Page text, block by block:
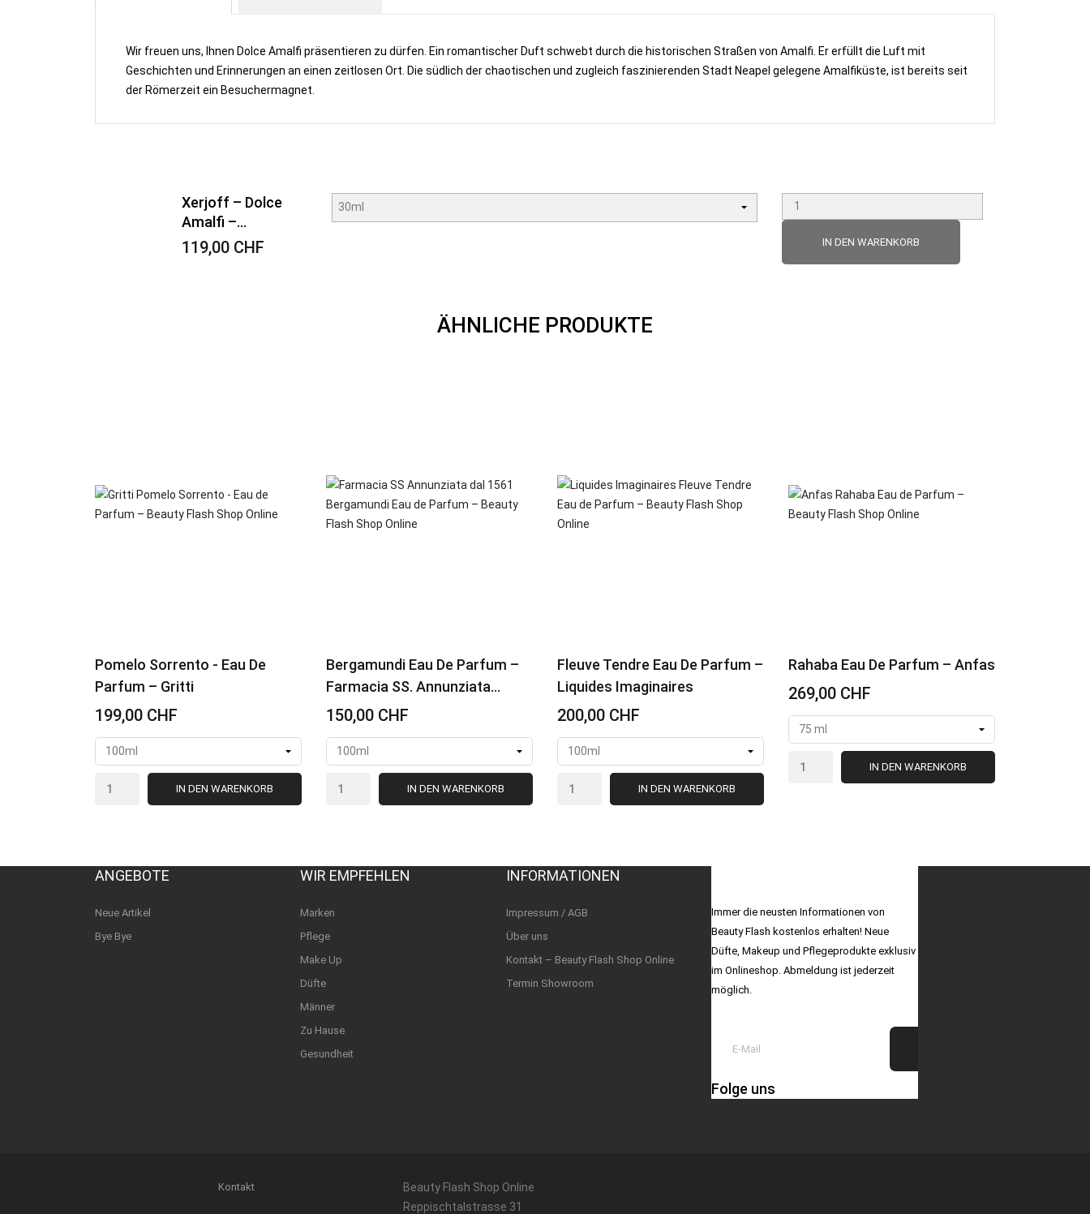
Wir freuen uns, Ihnen Dolce Amalfi präsentieren zu dürfen. Ein romantischer Duft schwebt durch die historischen Straßen von Amalfi. Er erfüllt die Luft mit
Geschichten und Erinnerungen an einen zeitlosen Ort. Die südlich der chaotischen und zugleich faszinierenden Stadt Neapel gelegene Amalfiküste, ist bereits seit
der Römerzeit ein Besuchermagnet.
Xerjoff – Dolce
Amalfi –...
119,00 CHF IN DEN WARENKORB
ÄHNLICHE PRODUKTE
Pomelo Sorrento - Eau De
Parfum – Gritti
199,00 CHF
IN DEN WARENKORB
VORSCHAU
Bergamundi Eau De Parfum –
Farmacia SS. Annunziata...
150,00 CHF
IN DEN WARENKORB
VORSCHAU
Fleuve Tendre Eau De Parfum –
Liquides Imaginaires
200,00 CHF
IN DEN WARENKORB
Rahaba Eau De Parfum – Anfas
269,00 CHF
IN DEN WARENKORB
ANGEBOTE
Neue Artikel
Bye Bye
WIR EMPFEHLEN
Marken
Pflege
Make Up
Düfte
Männer
Zu Hause
Gesundheit
INFORMATIONEN
Impressum / AGB
Über uns
Kontakt – Beauty Flash Shop Online
Termin Showroom
Immer die neusten Informationen von
Beauty Flash kostenlos erhalten! Neue
Düfte, Makeup und Pflegeprodukte exklusiv
im Onlineshop. Abmeldung ist jederzeit
möglich.
Folge uns
Kontakt
Beauty Flash Shop Online
Reppischtalstrasse 31